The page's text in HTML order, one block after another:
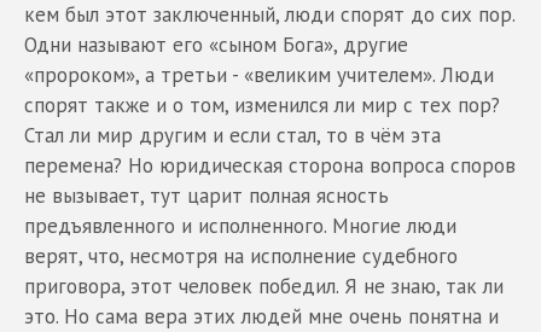
кем был этот заключенный, люди спорят до сих пор.
Одни называют его «сыном Бога», другие
«пророком», а третьи - «великим учителем». Люди
спорят также и о том, изменился ли мир с тех пор?
Стал ли мир другим и если стал, то в чём эта
перемена? Но юридическая сторона вопроса споров
не вызывает, тут царит полная ясность
предъявленного и исполненного. Многие люди
верят, что, несмотря на исполнение судебного
приговора, этот человек победил. Я не знаю, так ли
это. Но сама вера этих людей мне очень понятна и